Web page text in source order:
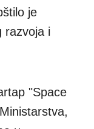
je
razvoja i
"Space